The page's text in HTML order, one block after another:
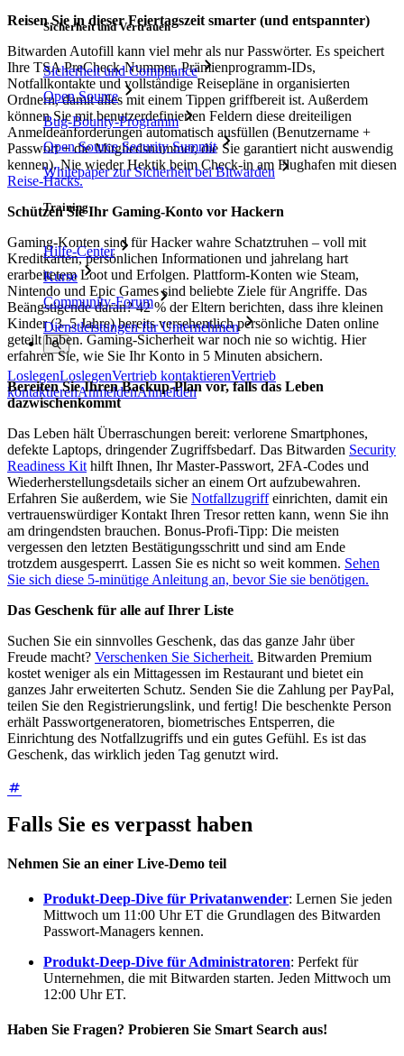
Sicherheit und Vertrauen
Sicherheit und Compliance
Open Source
Bug-Bounty-Programm
Open Source Security Summit
Whitepaper zur Sicherheit bei Bitwarden
Training
Hilfe-Center
Kurse
Community-Forum
Dienstleistungen für Unternehmen
LoslegenLoslegenVertrieb kontaktierenVertrieb
kontaktierenAnmeldenAnmelden
Reisen Sie in dieser Feiertagszeit smarter (und entspannter)
Bitwarden Autofill kann viel mehr als nur Passwörter. Es speichert
Ihre TSA PreCheck-Nummer, Prämienprogramm-IDs,
Notfallkontakte und vollständige Reisepläne in organisierten
Ordnern, damit alles mit einem Tippen griffbereit ist. Außerdem
können Sie mit benutzerdefinierten Feldern diese dreiteiligen
Anmeldeanforderungen automatisch ausfüllen (Benutzername +
Passwort + die Mitgliedsnummer, die Sie garantiert nicht auswendig
kennen). Nie wieder Hektik beim Check-in am Flughafen mit diesen
Reise-Hacks.
Schützen Sie Ihr Gaming-Konto vor Hackern
Gaming-Konten sind für Hacker wahre Schatztruhen – voll mit
Kreditkarten, persönlichen Informationen und jahrelang hart
erarbeitetem Loot und Erfolgen. Plattform-Konten wie Steam,
Nintendo und Epic Games sind beliebte Ziele für Angriffe. Das
Beängstigende daran? 42 % der Eltern berichten, dass ihre kleinen
Kinder (3–5 Jahre) bereits versehentlich persönliche Daten online
geteilt haben. Gaming-Sicherheit war noch nie so wichtig. Hier
erfahren Sie, wie Sie Ihr Konto in 5 Minuten absichern.
Bereiten Sie Ihren Backup-Plan vor, falls das Leben
dazwischenkommt
Das Leben hält Überraschungen bereit: verlorene Smartphones,
defekte Laptops, dringender Zugriffsbedarf. Das Bitwarden Security
Readiness Kithilft Ihnen, Ihr Master-Passwort, 2FA-Codes und
Wiederherstellungsdetails sicher an einem Ort aufzubewahren.
Erfahren Sie außerdem, wie Sie Notfallzugriffeinrichten, damit ein
vertrauenswürdiger Kontakt Ihren Tresor retten kann, wenn Sie ihn
am dringendsten brauchen. Bonus-Profi-Tipp: Die meisten
vergessen den letzten Bestätigungsschritt und sind am Ende
trotzdem ausgesperrt. Lassen Sie es nicht so weit kommen. Sehen
Sie sich diese 5-minütige Anleitung an, bevor Sie sie benötigen.
Das Geschenk für alle auf Ihrer Liste
Suchen Sie ein sinnvolles Geschenk, das das ganze Jahr über
Freude macht? Verschenken Sie Sicherheit. Bitwarden Premium
kostet weniger als ein Mittagessen im Restaurant und bietet ein
ganzes Jahr erweiterten Schutz. Senden Sie die Zahlung per PayPal,
teilen Sie den Registrierungslink, und fertig! Die beschenkte Person
erhält Passwortgeneratoren, biometrisches Entsperren, die
Einrichtung des Notfallzugriffs und ein gutes Gefühl. Es ist das
Geschenk, das wirklich jeden Tag genutzt wird.
Falls Sie es verpasst haben
Nehmen Sie an einer Live-Demo teil
Produkt-Deep-Dive für Privatanwender: Lernen Sie jeden
Mittwoch um 11:00 Uhr ET die Grundlagen des Bitwarden
Passwort-Managers kennen.
Produkt-Deep-Dive für Administratoren: Perfekt für
Unternehmen, die mit Bitwarden starten. Jeden Mittwoch um
12:00 Uhr ET.
Haben Sie Fragen? Probieren Sie Smart Search aus!